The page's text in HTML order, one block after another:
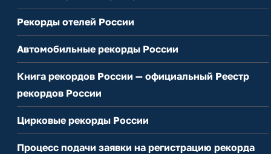
Рекорды отелей России
Автомобильные рекорды России
Книга рекордов России — официальный Реестр
рекордов России
Цирковые рекорды России
Процесс подачи заявки на регистрацию рекорда